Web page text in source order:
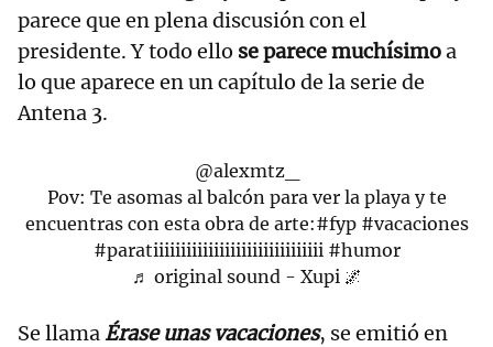
parece que en plena discusión con el
presidente. Y todo ello se parece muchísimoa
lo que aparece en un capítulo de la serie de
Antena 3.
@alexmtz_
Pov: Te asomas al balcón para ver la playa y te
encuentras con esta obra de arte:#fyp #vacaciones
#paratiiiiiiiiiiiiiiiiiiiiiiiiiiiiiii #humor
♬ original sound - Xupi 🌌
Se llamaÉrase unas vacaciones, se emitió en